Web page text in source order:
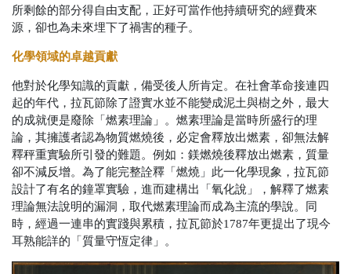
所剩餘的部分得自由支配，正好可當作他持續研究的經費來
源，卻也為未來埋下了禍害的種子。
化學領域的卓越貢獻
他對於化學知識的貢獻，備受後人所肯定。在社會革命接連四
起的年代，拉瓦節除了證實水並不能變成泥土與樹之外，最大
的成就便是廢除「燃素理論」。燃素理論是當時所盛行的理
論，其擁護者認為物質燃燒後，必定會釋放出燃素，卻無法解
釋秤重實驗所引發的難題。例如：鎂燃燒後釋放出燃素，質量
卻不減反增。為了能完整詮釋「燃燒」此一化學現象，拉瓦節
設計了有名的鐘罩實驗，進而建構出「氧化說」，解釋了燃素
理論無法說明的漏洞，取代燃素理論而成為主流的學說。同
時，經過一連串的實踐與累積，拉瓦節於1787年更提出了現今
耳熟能詳的「質量守恆定律」。